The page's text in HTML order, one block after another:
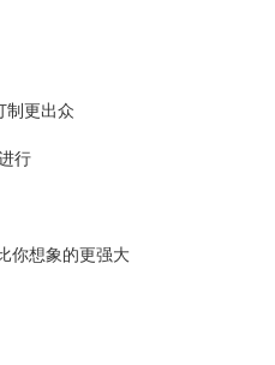
制更出众
行
你想象的更强大